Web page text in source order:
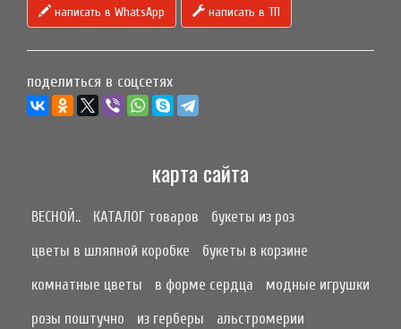
написать в WhatsApp написать в ТП
поделиться в соцсетях
карта сайта
ВЕСНОЙ.. КАТАЛОГ товаров
букеты из роз
цветы в шляпной коробке
букеты в корзине
комнатные цветы
в форме сердца
модные игрушки
розы поштучно
из герберы
альстромерии